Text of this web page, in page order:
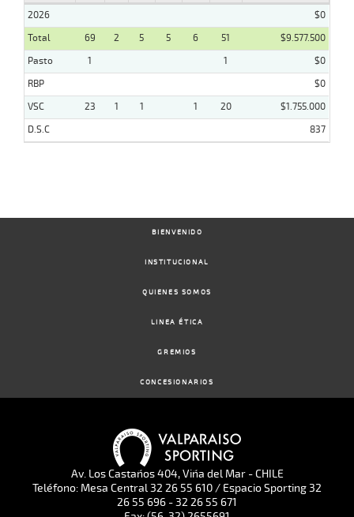
2026
$0
Total
69 2 5 5 6 51
$9.577.500
Pasto
1 1
$0
RBP
$0
VSC
23 1 1 1 20
$1.755.000
D.S.C
837
BIENVENIDO
INSTITUCIONAL
QUIENES SOMOS
LINEA ÉTICA
GREMIOS
CONCESIONARIOS
Av. Los Castaños 404, Viña del Mar - CHILE
Teléfono: Mesa Central 32 26 55 610 / Espacio Sporting 32
26 55 696 - 32 26 55 671